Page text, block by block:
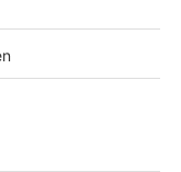
Möchte
bepflanzte Matten
ein Rollrasen. Wer
ein oder
Arten oder
zu tun. Sogar